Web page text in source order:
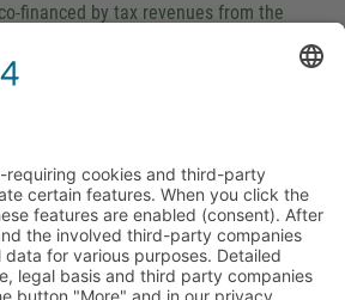
financed by tax revenues from the
requiring cookies and third-party
certain features. When you click the
features are enabled (consent).